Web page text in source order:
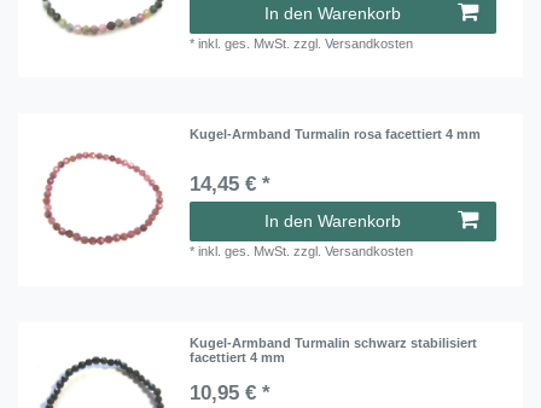
In den Warenkorb
*inkl. ges. MwSt. zzgl.Versandkosten
Kugel-Armband Turmalin rosa facettiert 4 mm
14,45 € *
In den Warenkorb
*inkl. ges. MwSt. zzgl.Versandkosten
Kugel-Armband Turmalin schwarz stabilisiert
facettiert 4 mm
10,95 € *